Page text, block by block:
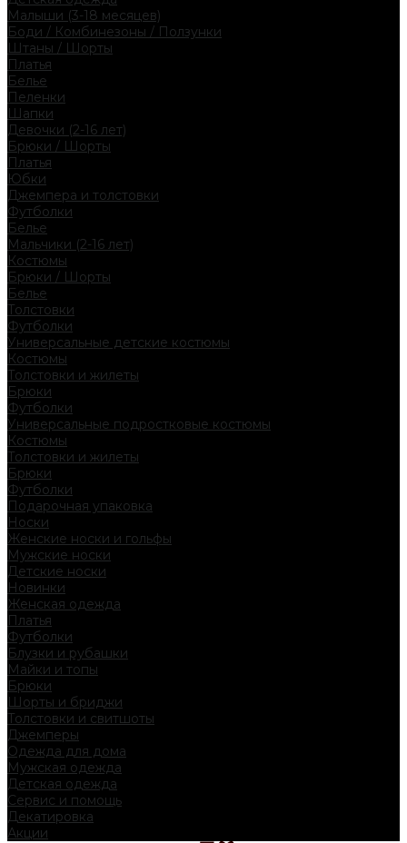
Малыши (3-18 месяцев)
Боди / Комбинезоны / Ползунки
Штаны / Шорты
Платья
Белье
Пеленки
Шапки
Девочки (2-16 лет)
Брюки / Шорты
Платья
Юбки
Джемпера и толстовки
Футболки
Белье
Мальчики (2-16 лет)
Костюмы
Брюки / Шорты
Белье
Толстовки
Футболки
Универсальные детские костюмы
Костюмы
Толстовки и жилеты
Брюки
Футболки
Универсальные подростковые костюмы
Костюмы
Толстовки и жилеты
Брюки
Футболки
Подарочная упаковка
Носки
Женские носки и гольфы
Мужские носки
Детские носки
Новинки
Женская одежда
Платья
Футболки
Блузки и рубашки
Майки и топы
Брюки
Шорты и бриджи
Толстовки и свитшоты
Джемперы
Одежда для дома
Мужская одежда
Детская одежда
Сервис и помощь
Декатировка
Акции